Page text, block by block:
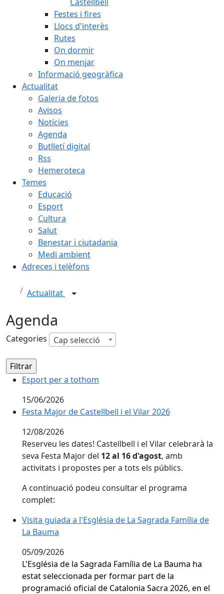
Festes i fires
Llocs d'interès
Rutes
On dormir
On menjar
Informació geogràfica
Actualitat
Galeria de fotos
Avisos
Notícies
Agenda
Butlletí digital
Rss
Hemeroteca
Temes
Educació
Esport
Cultura
Salut
Benestar i ciutadania
Medi ambient
Adreces i telèfons
Actualitat
Agenda
Categories Cap selecció
Esport per a tothom
Esport per a tothom
15/06/2026
Festa Major de Castellbell i el Vilar 2026
Festa Major de Castellbell i el Vilar 2026
12/08/2026
Reserveu les dates! Castellbell i el Vilar celebrarà la
seva Festa Major del 12 al 16 d'agost, amb
activitats i propostes per a tots els públics.
A continuació podeu consultar el programa
complet:
Visita guiada a l'Església de La Sagrada Família de La
Visita guiada a l'Església de La Sagrada Família de
La Bauma
05/09/2026
L'Església de la Sagrada Família de La Bauma ha
estat seleccionada per formar part de la
programació oficial de Catalonia Sacra 2026, en el